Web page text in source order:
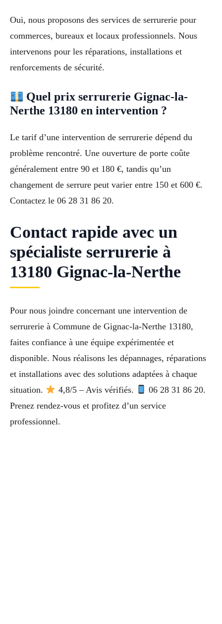
Oui, nous proposons des services de serrurerie pour
commerces, bureaux et locaux professionnels. Nous
intervenons pour les réparations, installations et
renforcements de sécurité.
Quel prix serrurerie Gignac-la-
Nerthe 13180 en intervention ?
Le tarif d’une intervention de serrurerie dépend du
problème rencontré. Une ouverture de porte coûte
généralement entre 90 et 180 €, tandis qu’un
changement de serrure peut varier entre 150 et 600 €.
Contactez le 06 28 31 86 20.
Contact rapide avec un
spécialiste serrurerie à
13180 Gignac-la-Nerthe
Pour nous joindre concernant une intervention de
serrurerie à Commune de Gignac-la-Nerthe 13180,
faites confiance à une équipe expérimentée et
disponible. Nous réalisons les dépannages, réparations
et installations avec des solutions adaptées à chaque
situation.
4,8/5 – Avis vérifiés.
06 28 31 86 20.
Prenez rendez-vous et profitez d’un service
professionnel.